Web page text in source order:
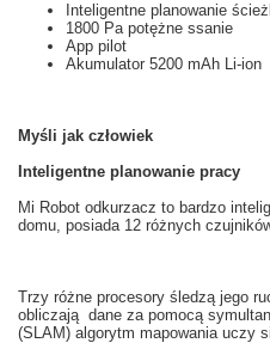
Inteligentne planowanie
1800 Pa potężne ssanie
App pilot
Akumulator 5200 mAh Li-ion
Myśli jak człowiek
Inteligentne planowanie pracy
Mi Robot odkurzacz to bardzo
domu, posiada 12 różnych
Trzy różne procesory śledzą jego
obliczają dane za pomocą
(SLAM) algorytm mapowaniauczy